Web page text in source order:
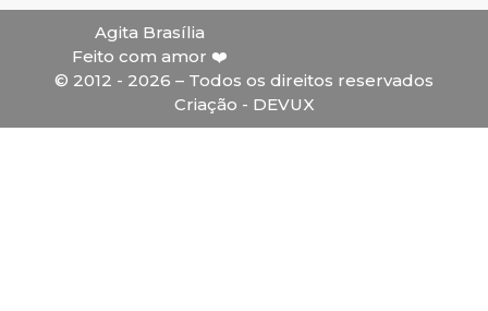
Agita Brasília
Feito com amor ❤️
© 2012 - 2026 – Todos os direitos reservados
Criação - DEVUX